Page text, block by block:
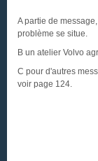
A partie de
problème se situe.
B un atelier Volvo
C pour d'autres
voir page 124.